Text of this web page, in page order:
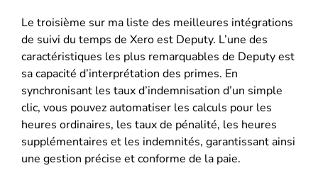
Le troisième sur ma liste des meilleures intégrations
de suivi du temps de Xero est Deputy. L’une des
caractéristiques les plus remarquables de Deputy est
sa capacité d’interprétation des primes. En
synchronisant les taux d’indemnisation d’un simple
clic, vous pouvez automatiser les calculs pour les
heures ordinaires, les taux de pénalité, les heures
supplémentaires et les indemnités, garantissant ainsi
une gestion précise et conforme de la paie.